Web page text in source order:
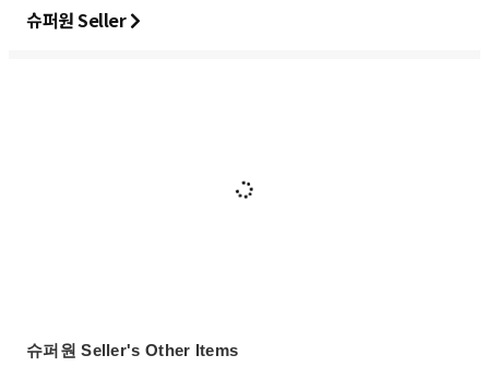
슈퍼원 Seller
슈퍼원 Seller's Other Items